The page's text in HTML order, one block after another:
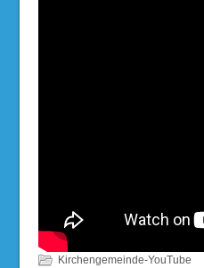
Kirchengemeinde-YouTube